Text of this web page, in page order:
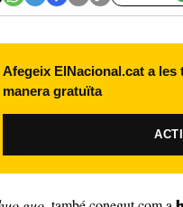
Afegeix ElNacional.cat a
manera gratuïta